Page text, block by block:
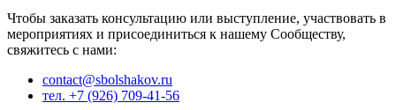
Чтобы заказать консультацию или выступление, участвовать в
мероприятиях и присоединиться к нашему Сообществу,
свяжитесь с нами:
contact@sbolshakov.ru
тел. +7 (926) 709-41-56